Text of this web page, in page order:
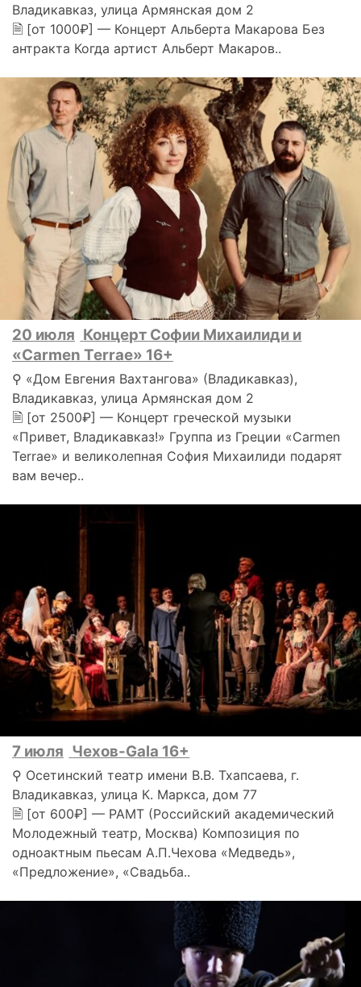
Владикавказ, улица Армянская дом 2
🗎 [от 1000₽] — Концерт Альберта Макарова Без
антракта Когда артист Альберт Макаров..
20 июля Концерт Софии Михаилиди и
«Carmen Terrae» 16+
⚲ «Дом Евгения Вахтангова» (Владикавказ),
Владикавказ, улица Армянская дом 2
🗎 [от 2500₽] — Концерт греческой музыки
«Привет, Владикавказ!» Группа из Греции «Carmen
Terrae» и великолепная София Михаилиди подарят
вам вечер..
7 июля Чехов-Gala 16+
⚲ Осетинский театр имени В.В. Тхапсаева, г.
Владикавказ, улица К. Маркса, дом 77
🗎 [от 600₽] — РАМТ (Российский академический
Молодежный театр, Москва) Композиция по
одноактным пьесам А.П.Чехова «Медведь»,
«Предложение», «Свадьба..